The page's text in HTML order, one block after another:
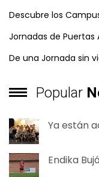
Descubre los
Jornadas de Puertas
De una Jornada sin
Popular
Ya están
Endika